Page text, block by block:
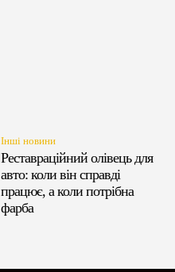
Інші новини
Реставраційний олівець для
авто: коли він справді
працює, а коли потрібна
фарба